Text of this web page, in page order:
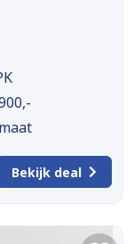
Bekijk deal